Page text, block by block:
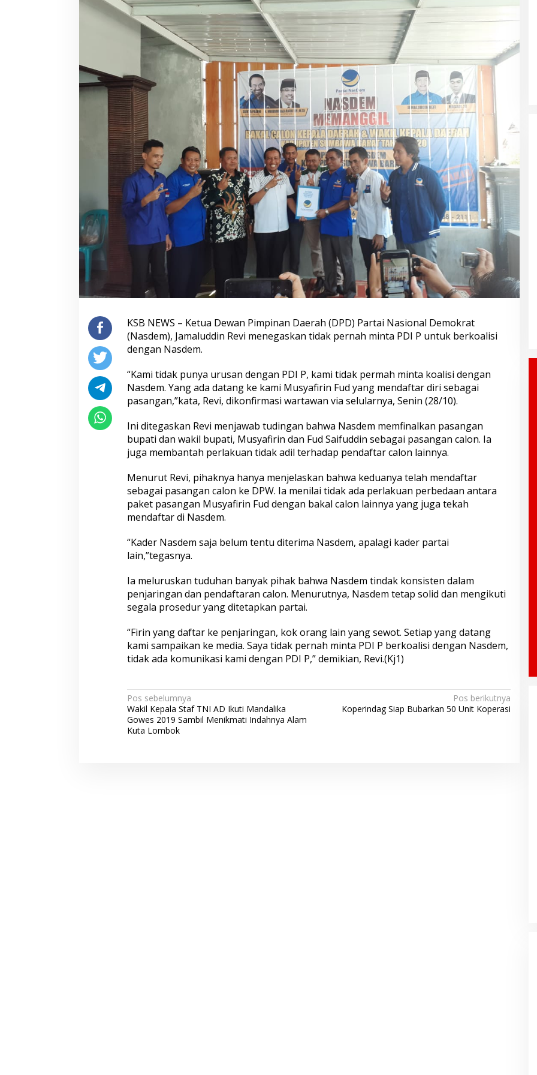
KSB NEWS – Ketua Dewan Pimpinan Daerah (DPD) Partai Nasional Demokrat
(Nasdem), Jamaluddin Revi menegaskan tidak pernah minta PDI P untuk berkoalisi
dengan Nasdem.
“Kami tidak punya urusan dengan PDI P, kami tidak permah minta koalisi dengan
Nasdem. Yang ada datang ke kami Musyafirin Fud yang mendaftar diri sebagai
pasangan,”kata, Revi, dikonfirmasi wartawan via selularnya, Senin (28/10).
Ini ditegaskan Revi menjawab tudingan bahwa Nasdem memfinalkan pasangan
bupati dan wakil bupati, Musyafirin dan Fud Saifuddin sebagai pasangan calon. Ia
juga membantah perlakuan tidak adil terhadap pendaftar calon lainnya.
Menurut Revi, pihaknya hanya menjelaskan bahwa keduanya telah mendaftar
sebagai pasangan calon ke DPW. Ia menilai tidak ada perlakuan perbedaan antara
paket pasangan Musyafirin Fud dengan bakal calon lainnya yang juga tekah
mendaftar di Nasdem.
“Kader Nasdem saja belum tentu diterima Nasdem, apalagi kader partai
lain,”tegasnya.
Ia meluruskan tuduhan banyak pihak bahwa Nasdem tindak konsisten dalam
penjaringan dan pendaftaran calon. Menurutnya, Nasdem tetap solid dan mengikuti
segala prosedur yang ditetapkan partai.
“Firin yang daftar ke penjaringan, kok orang lain yang sewot. Setiap yang datang
kami sampaikan ke media. Saya tidak pernah minta PDI P berkoalisi dengan Nasdem,
tidak ada komunikasi kami dengan PDI P,” demikian, Revi.(Kj1)
N
a
v
Pos sebelumnya
Wakil Kepala Staf TNI AD Ikuti Mandalika
Gowes 2019 Sambil Menikmati Indahnya Alam
Kuta Lombok
Pos berikutnya
Koperindag Siap Bubarkan 50 Unit Koperasi